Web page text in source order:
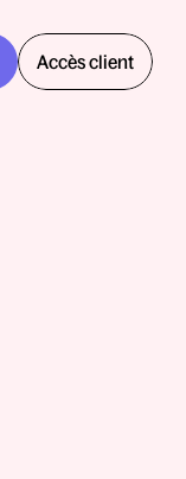
Accès client